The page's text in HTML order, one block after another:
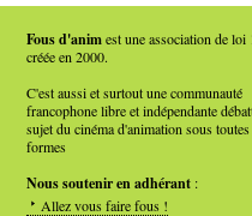
Fous d'animest une association de loi
créée en 2000.
C'est aussi et surtout une communauté
francophone libre et indépendante
sujet du cinéma d'animation sous toutes
formes
Nous soutenir en adhérant :
Allez vous faire fous !